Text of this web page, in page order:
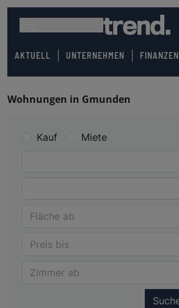
AKTUELL UNTERNEHMEN FINANZEN
Wohnungen in Gmunden
Kauf Miete